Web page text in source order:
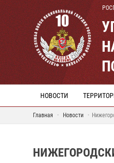
НОВОСТИ
Главная Новости